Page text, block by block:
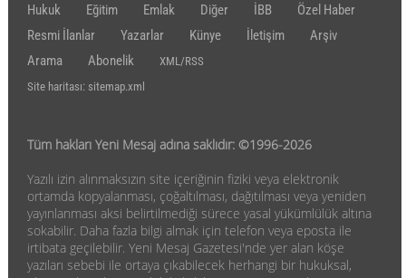
Hukuk
Eğitim Emlak Diğer İBB
Özel Haber
Resmi İlanlar
Yazarlar Künye İletişim
Arşiv
Arama
Abonelik
XML/RSS
Site haritası: sitemap.xml
Tüm hakları Yeni Mesaj adına saklıdır: ©1996-2026
Yazılı izin alınmaksızın site içeriğinin fiziki veya elektronik
ortamda kopyalanması, çoğaltılması, dağıtılması veya yeniden
yayınlanması aksi belirtilmediği sürece yasal yükümlülük altına
sokabilir. Daha fazla bilgi almak için telefon veya eposta ile
irtibata geçilebilir. Yeni Mesaj Gazetesi'nde yer alan köşe
yazıları sebebi ile ortaya çıkabilecek herhangi bir hukuksal,